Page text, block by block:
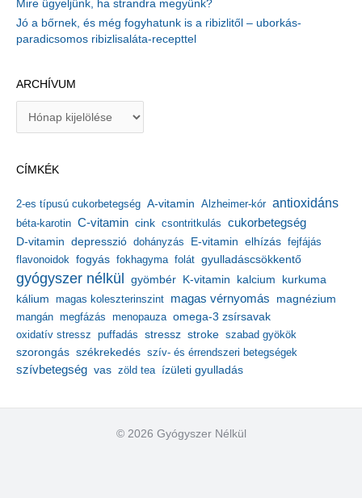
Mire ügyeljünk, ha strandra megyünk?
Jó a bőrnek, és még fogyhatunk is a ribizlitől – uborkás-
paradicsomos ribizlisaláta-recepttel
ARCHÍVUM
í
u
m
CÍMKÉK
2-es típusú cukorbetegség A-vitamin Alzheimer-kór antioxidáns
béta-karotin C-vitamin cink csontritkulás cukorbetegség
D-vitamin depresszió dohányzás E-vitamin elhízás fejfájás
flavonoidok fogyás fokhagyma folát gyulladáscsökkentő
gyógyszer nélkül gyömbér K-vitamin kalcium kurkuma
kálium magas koleszterinszint magas vérnyomás magnézium
mangán megfázás menopauza omega-3 zsírsavak
oxidatív stressz puffadás stressz stroke szabad gyökök
szorongás székrekedés szív- és érrendszeri betegségek
szívbetegség vas zöld tea ízületi gyulladás
© 2026 Gyógyszer Nélkül